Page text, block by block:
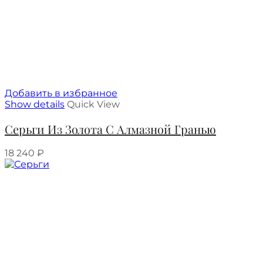
Добавить в избранное
Show details Quick View
Серьги Из Золота С Алмазной Гранью
18 240 ₽